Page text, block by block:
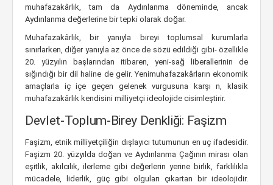
muhafazakârlık, tam da Aydınlanma döneminde, ancak
Aydınlanma değerlerine bir tepki olarak doğar.
Muhafazakârlık, bir yanıyla bireyi toplumsal kurumlarla
sınırlarken, diğer yanıyla az önce de sözü edildiği gibi- özellikle
20. yüzyılın başlarından itibaren, yeni-sağ liberallerinin de
sığındığı bir dil haline de gelir. Yenimuhafazakârların ekonomik
amaçlarla iç içe geçen gelenek vurgusuna karşı n, klasik
muhafazakârlık kendisini milliyetçi ideolojide cisimleştirir.
Devlet-Toplum-Birey Denkliği: Faşizm
Faşizm, etnik milliyetçiliğin dışlayıcı tutumunun en uç ifadesidir.
Faşizm 20. yüzyılda doğan ve Aydınlanma Çağının mirası olan
eşitlik, akılcılık, ilerleme gibi değerlerin yerine birlik, farklılıkla
mücadele, liderlik, güç gibi olguları çıkartan bir ideolojidir.